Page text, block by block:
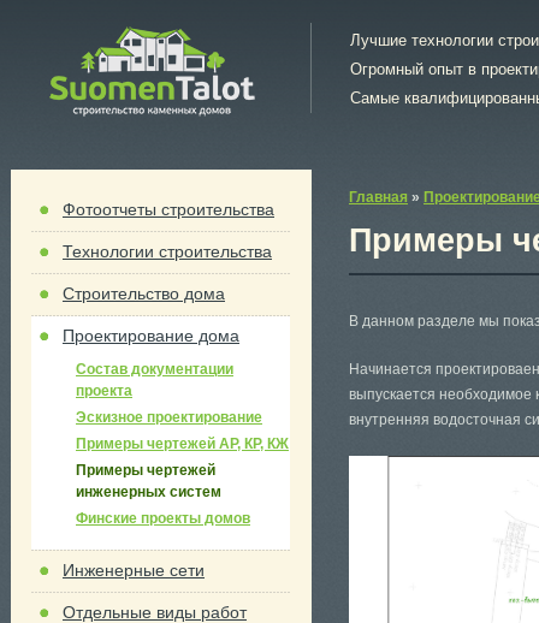
Лучшие технологии
Огромный опыт в
Самые
Фотоотчеты строительства
Технологии строительства
Строительство дома
Проектирование дома
Состав документации
проекта
Эскизное проектирование
Примеры чертежей АР, КР, КЖ
Примеры чертежей
инженерных систем
Финские проекты домов
Инженерные сети
Отдельные виды работ
Главная »
Примеры
В данном разделе мы
Начинается
выпускается необходимое
внутренняя водосточная